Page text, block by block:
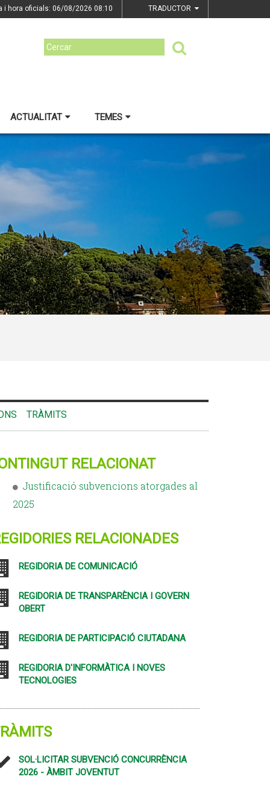
i hora oficials: 06/08/2026 08:10 TRADUCTOR
ACTUALITAT TEMES
TRÀMITS
RELACIONAT
Justificació subvencions atorgades al
2025
RELACIONADES
REGIDORIA DE COMUNICACIÓ
REGIDORIA DE TRANSPARÈNCIA I GOVERN
OBERT
REGIDORIA DE PARTICIPACIÓ CIUTADANA
REGIDORIA D'INFORMÀTICA I NOVES
TECNOLOGIES
SOL·LICITAR SUBVENCIÓ CONCURRÈNCIA
2026 - ÀMBIT JOVENTUT